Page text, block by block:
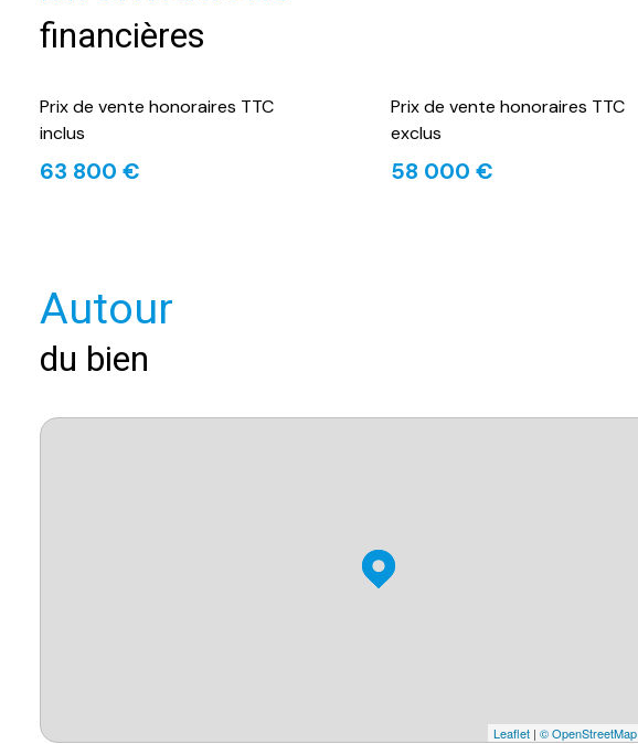
financières
Prix de vente honoraires TTC
inclus
63 800 €
Prix de vente honoraires TTC
exclus
58 000 €
Autour
du bien
Leaflet | © OpenStreetMap